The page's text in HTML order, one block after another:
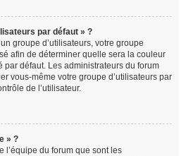
par défaut » ?
groupe d’utilisateurs, votre groupe
afin de déterminer quelle sera la couleur
par défaut. Les administrateurs du forum
vous-même votre groupe d’utilisateurs par
de l’utilisateur.
» ?
l’équipe du forum que sont les